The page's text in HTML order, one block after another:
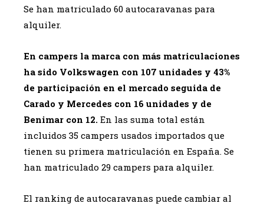
Se han matriculado 60 autocaravanas para
alquiler.
En campers la marca con más matriculaciones
ha sido Volkswagen con 107 unidades y 43%
de participación en el mercado seguida de
Carado y Mercedes con 16 unidades y de
Benimar con 12. En las suma total están
incluidos 35 campers usados importados que
tienen su primera matriculación en España. Se
han matriculado 29 campers para alquiler.
El ranking de autocaravanas puede cambiar al